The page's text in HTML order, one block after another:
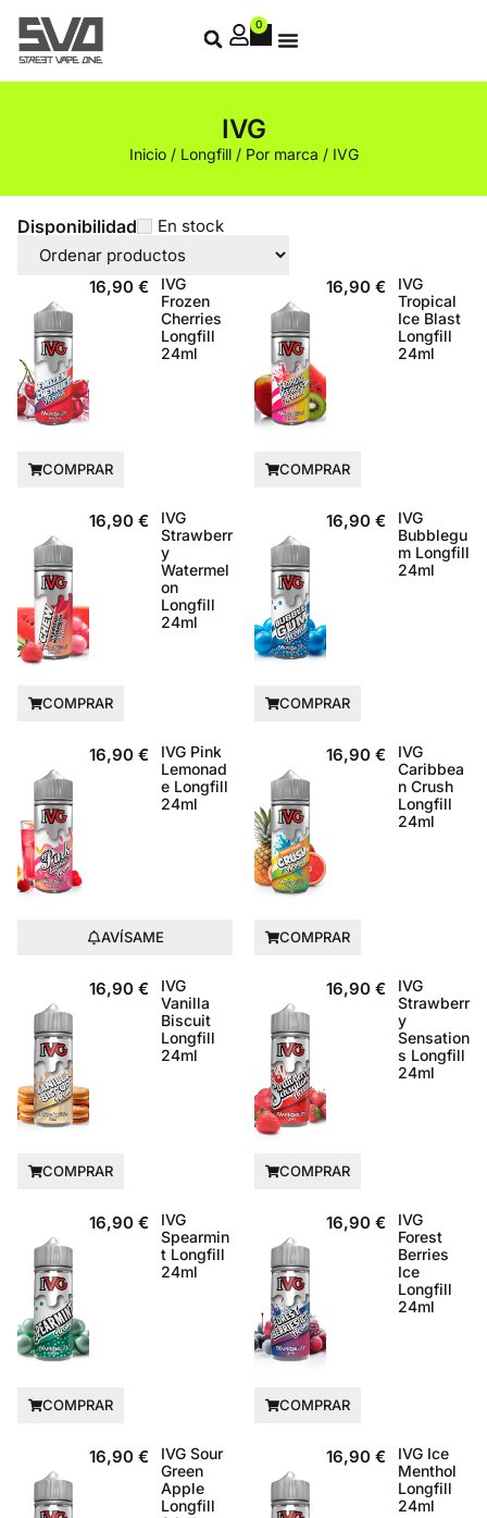
0
IVG
Inicio/ Longfill/ Por marca / IVG
Disponibilidad En stock
16,90 €
IVG
Frozen
Cherries
Longfill
24ml
COMPRAR
16,90 €
IVG
Tropical
Ice Blast
Longfill
24ml
COMPRAR
16,90 €
IVG
Strawberr
y
Watermel
on
Longfill
24ml
COMPRAR
16,90 €
IVG
Bubblegu
m Longfill
24ml
COMPRAR
16,90 €
IVG Pink
Lemonad
e Longfill
24ml
AVÍSAME
16,90 €
IVG
Caribbea
n Crush
Longfill
24ml
COMPRAR
16,90 €
IVG
Vanilla
Biscuit
Longfill
24ml
COMPRAR
16,90 €
IVG
Strawberr
y
Sensation
s Longfill
24ml
COMPRAR
16,90 €
IVG
Spearmin
t Longfill
24ml
COMPRAR
16,90 €
IVG
Forest
Berries
Ice
Longfill
24ml
COMPRAR
16,90 €
IVG Sour
Green
Apple
Longfill
16,90 €
IVG Ice
Menthol
Longfill
24ml